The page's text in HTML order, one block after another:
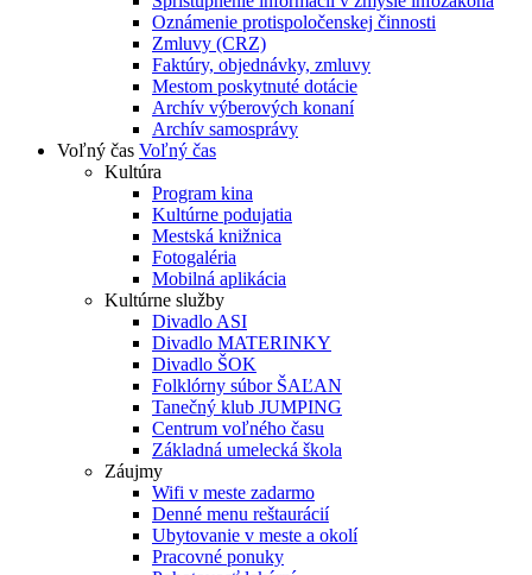
Oznámenie protispoločenskej činnosti
Zmluvy (CRZ)
Faktúry, objednávky, zmluvy
Mestom poskytnuté dotácie
Archív výberových konaní
Archív samosprávy
Voľný čas Voľný čas
Kultúra
Program kina
Kultúrne podujatia
Mestská knižnica
Fotogaléria
Mobilná aplikácia
Kultúrne služby
Divadlo ASI
Divadlo MATERINKY
Divadlo ŠOK
Folklórny súbor ŠAĽAN
Tanečný klub JUMPING
Centrum voľného času
Základná umelecká škola
Záujmy
Wifi v meste zadarmo
Denné menu reštaurácií
Ubytovanie v meste a okolí
Pracovné ponuky